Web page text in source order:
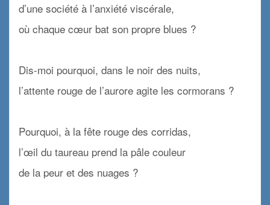
d’une société à l’anxiété viscérale,
où chaque cœur bat son propre blues ?
Dis-moi pourquoi, dans le noir des nuits,
l’attente rouge de l’aurore agite les cormorans ?
Pourquoi, à la fête rouge des corridas,
l’œil du taureau prend la pâle couleur
de la peur et des nuages ?